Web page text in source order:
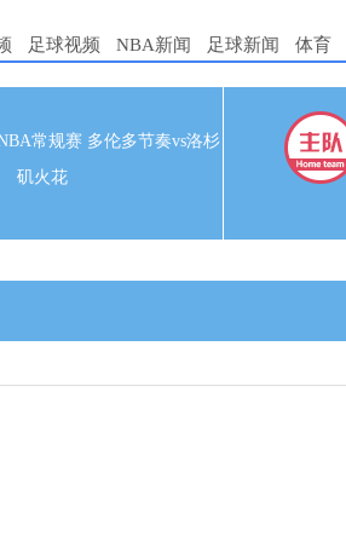
足球视频 NBA新闻 足球新闻 体育
常规赛 多伦多节奏vs洛杉
矶火花